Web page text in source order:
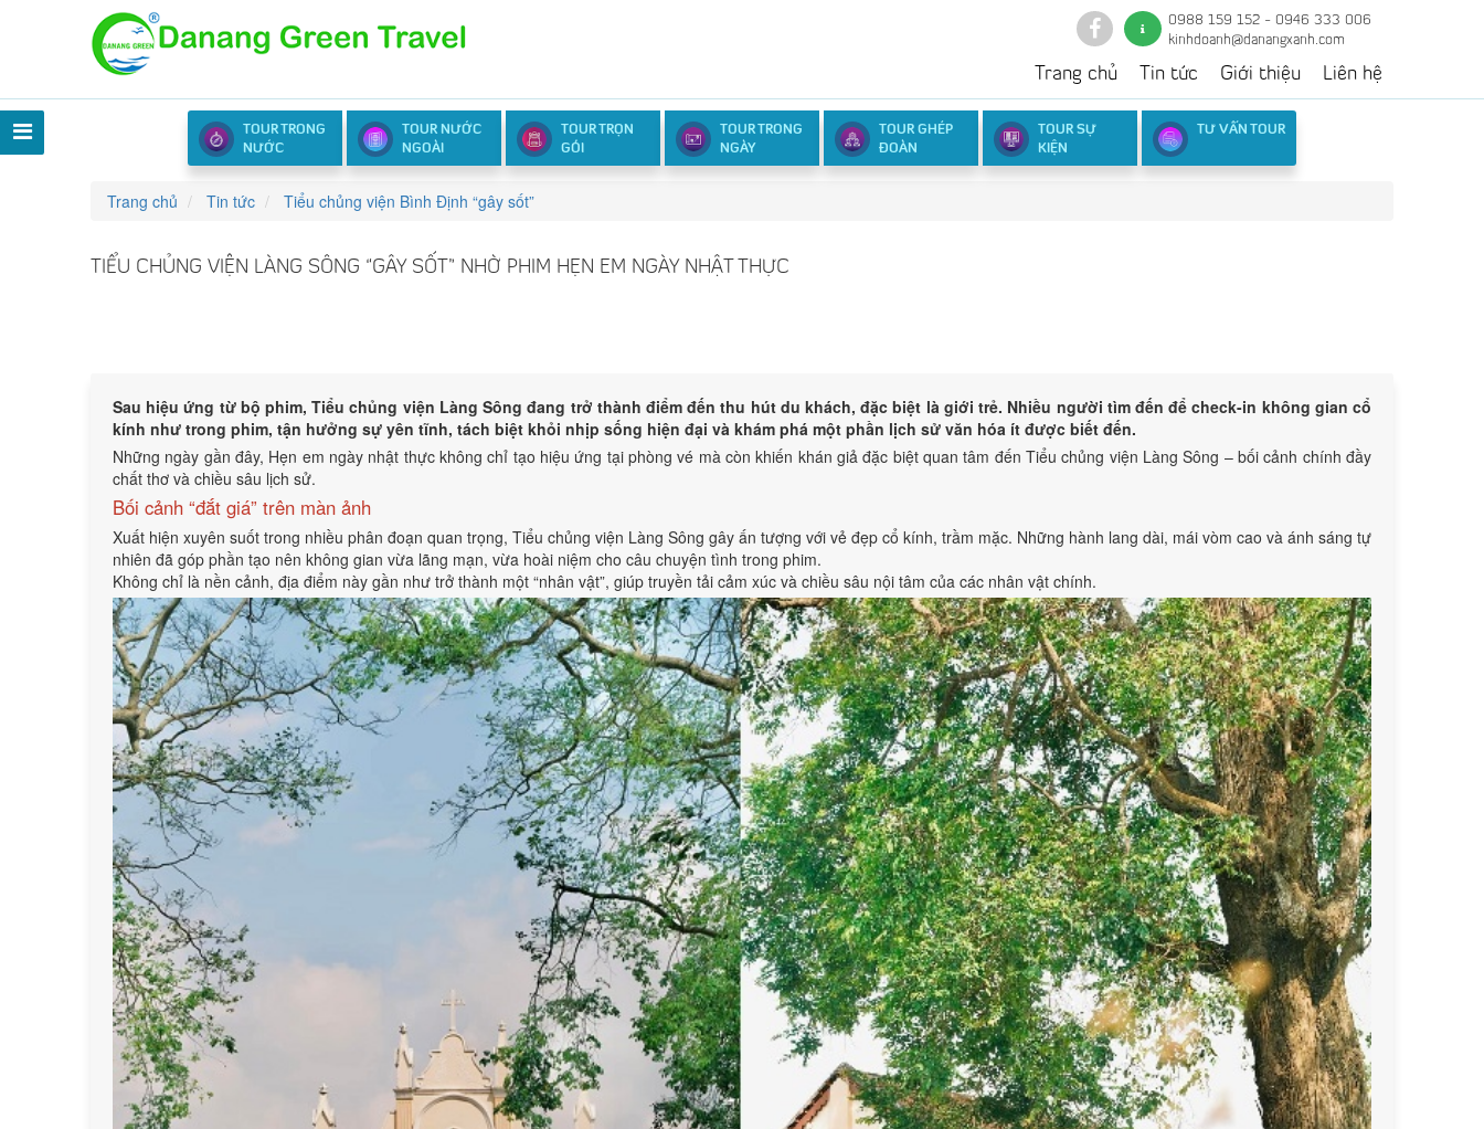
0988 159 152 - 0946 333 006
kinhdoanh@danangxanh.com
Trang chủ Tin tức Giới thiệu Liên hệ
TOUR TRONG
NƯỚC
TOUR NƯỚC
NGOÀI
TOUR TRỌN
GÓI
TOUR TRONG
NGÀY
TOUR GHÉP
ĐOÀN
TOUR SỰ
KIỆN
TƯ VẤN TOUR
Trang chủ Tin tức Tiểu chủng viện Bình Định “gây sốt”
TIỂU CHỦNG VIỆN LÀNG SÔNG “GÂY SỐT” NHỜ PHIM HẸN EM NGÀY NHẬT THỰC
Sau hiệu ứng từ bộ phim, Tiểu chủng viện Làng Sông đang trở thành điểm đến thu hút du khách, đặc biệt là giới trẻ. Nhiều người tìm đến để check-in không gian cổ
kính như trong phim, tận hưởng sự yên tĩnh, tách biệt khỏi nhịp sống hiện đại và khám phá một phần lịch sử văn hóa ít được biết đến.
Những ngày gần đây, Hẹn em ngày nhật thực không chỉ tạo hiệu ứng tại phòng vé mà còn khiến khán giả đặc biệt quan tâm đến Tiểu chủng viện Làng Sông – bối cảnh chính đầy
chất thơ và chiều sâu lịch sử.
Bối cảnh “đắt giá” trên màn ảnh
Xuất hiện xuyên suốt trong nhiều phân đoạn quan trọng, Tiểu chủng viện Làng Sông gây ấn tượng với vẻ đẹp cổ kính, trầm mặc. Những hành lang dài, mái vòm cao và ánh sáng tự
nhiên đã góp phần tạo nên không gian vừa lãng mạn, vừa hoài niệm cho câu chuyện tình trong phim.
Không chỉ là nền cảnh, địa điểm này gần như trở thành một “nhân vật”, giúp truyền tải cảm xúc và chiều sâu nội tâm của các nhân vật chính.